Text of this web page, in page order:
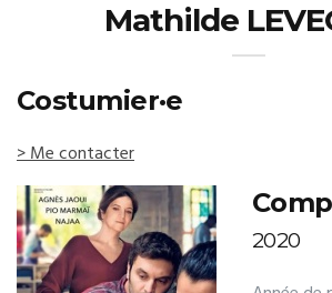
Mathilde
Costumier·e
> Me contacter
2020